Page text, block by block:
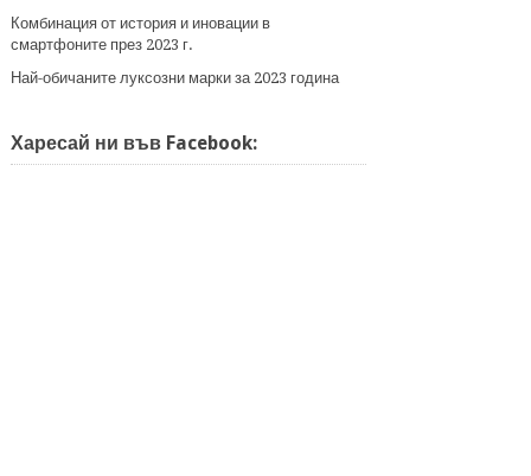
Комбинация от история и иновации в
смартфоните през 2023 г.
Най-обичаните луксозни марки за 2023 година
Харесай ни във Facebook: